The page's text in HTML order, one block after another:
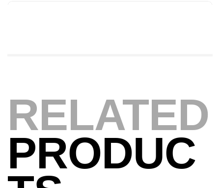
Expanded
Bagagerie,Surfcasting
د.ت420,000
د.ت378,000
Volant 3 Branches Inox T26S/35
Accastillage bateau
RELATED
PRODUC